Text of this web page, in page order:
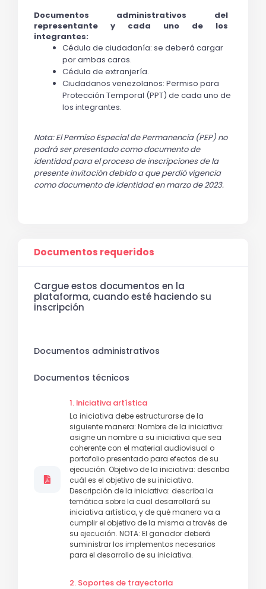
Documentos administrativos del
representante y cada uno de los
integrantes:
Cédula de ciudadanía: se deberá cargar
por ambas caras.
Cédula de extranjería.
Ciudadanos venezolanos: Permiso para
Protección Temporal (PPT) de cada uno de
los integrantes.
Nota: El Permiso Especial de Permanencia (PEP) no
podrá ser presentado como documento de
identidad para el proceso de inscripciones de la
presente invitación debido a que perdió vigencia
como documento de identidad en marzo de 2023.
Documentos requeridos
Cargue estos documentos en la
plataforma, cuando esté haciendo su
inscripción
Documentos administrativos
Documentos técnicos
1. Iniciativa artística
La iniciativa debe estructurarse de la
siguiente manera: Nombre de la iniciativa:
asigne un nombre a su iniciativa que sea
coherente con el material audiovisual o
portafolio presentado para efectos de su
ejecución. Objetivo de la iniciativa: describa
cuál es el objetivo de su iniciativa.
Descripción de la iniciativa: describa la
temática sobre la cual desarrollará su
iniciativa artística, y de qué manera va a
cumplir el objetivo de la misma a través de
su ejecución. NOTA: El ganador deberá
suministrar los implementos necesarios
para el desarrollo de su iniciativa.
2. Soportes de trayectoria